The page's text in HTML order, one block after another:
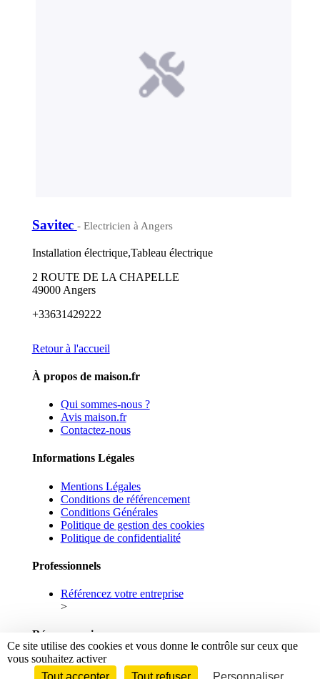
Savitec - Electricien à Angers
Installation électrique,Tableau électrique
2 ROUTE DE LA CHAPELLE
49000 Angers
+33631429222
Retour à l'accueil
À propos de maison.fr
Qui sommes-nous ?
Avis maison.fr
Contactez-nous
Informations Légales
Mentions Légales
Conditions de référencement
Conditions Générales
Politique de gestion des cookies
Politique de confidentialité
Professionnels
Référencez votre entreprise
>
Réseaux sociaux
Facebook
Linkedin
Ce site utilise des cookies et vous donne le contrôle sur ceux que
vous souhaitez activer
Tout accepter
Tout refuser Personnaliser